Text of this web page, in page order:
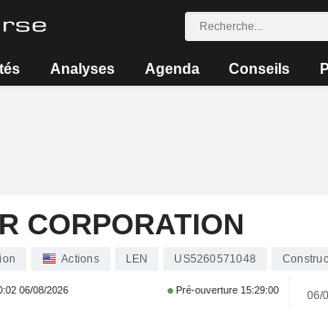
Analyses Agenda Conseils
CORPORATION
Actions LEN US5260571048
06/08/2026 Pré-ouverture 15:29:00 06/